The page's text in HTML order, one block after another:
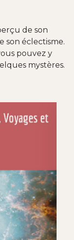
de son
son éclectisme.
pouvez y
mystères.